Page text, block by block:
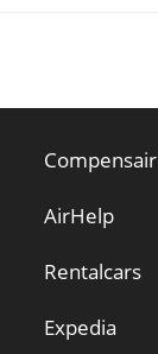
Compensair
AirHelp
Rentalcars
Expedia